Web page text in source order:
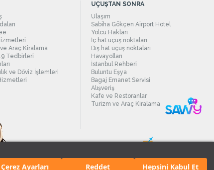
Çerez Ayarları Reddet Hepsini Kabul Et
Araç Kiralama
Tedbirleri
ve Döviz İşlemleri
UÇUŞTAN SONRA
Ulaşım
Sabiha Gökçen Airport Hotel
Yolcu Hakları
İç hat uçuş noktaları
Dış hat uçuş noktaları
Havayolları
İstanbul Rehberi
Buluntu Eşya
Bagaj Emanet Servisi
Alışveriş
Kafe ve Restoranlar
Turizm ve Araç Kiralama